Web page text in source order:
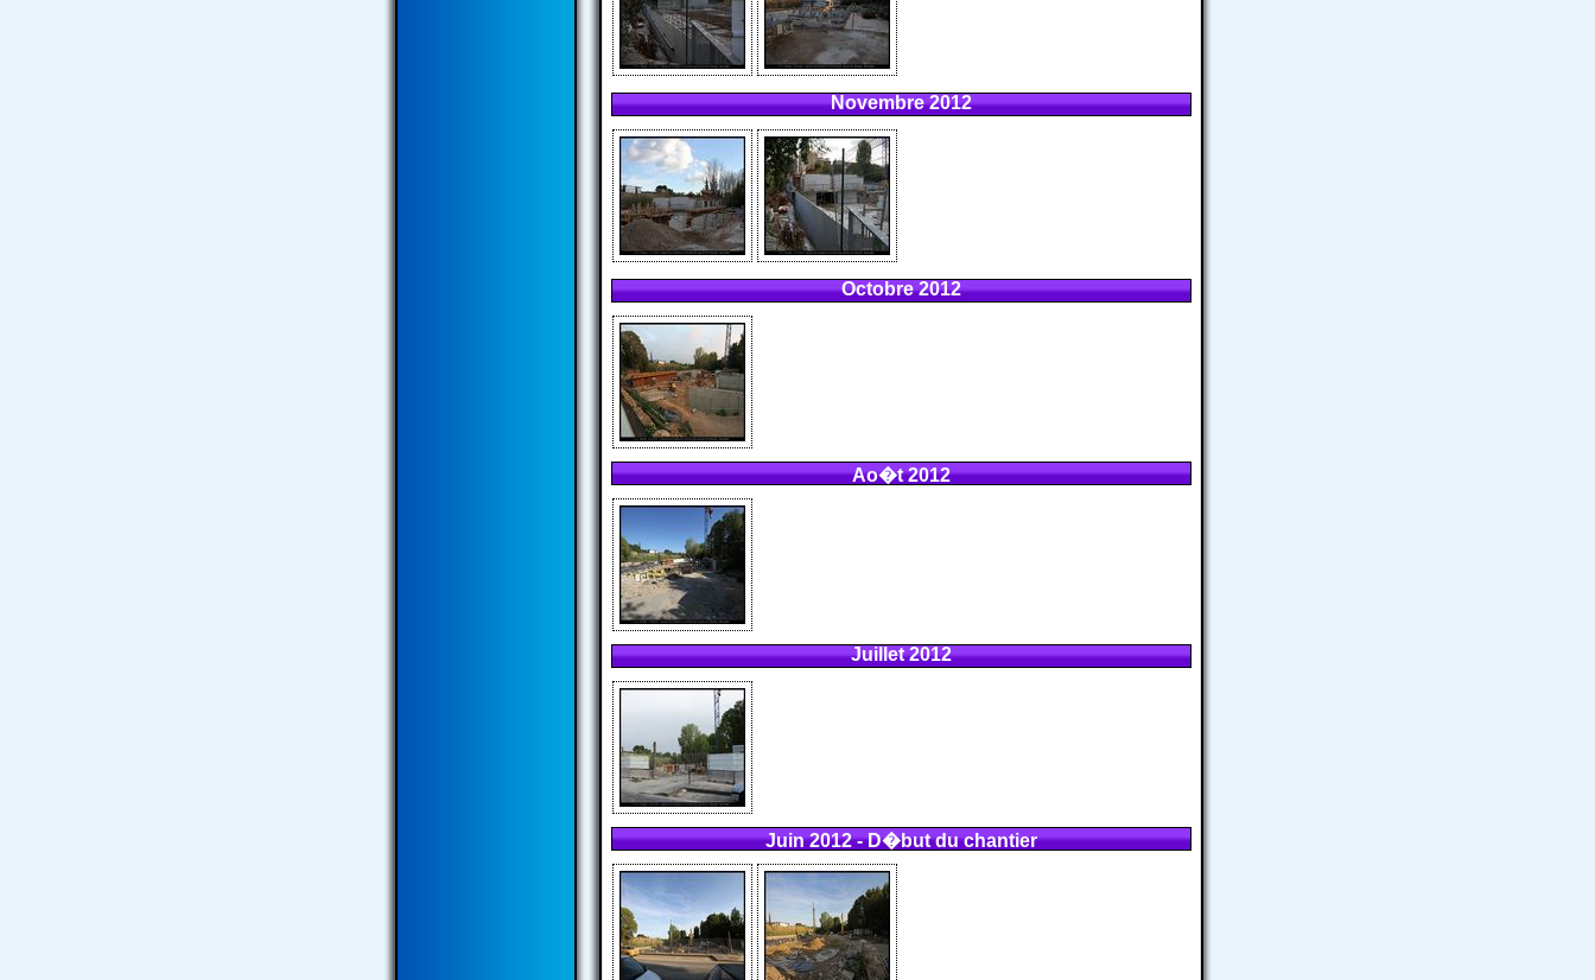
Novembre 2012
Octobre 2012
Ao�t 2012
Juillet 2012
Juin 2012 - D�but du chantier